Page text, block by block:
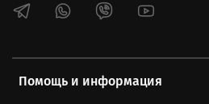
Помощь и информация